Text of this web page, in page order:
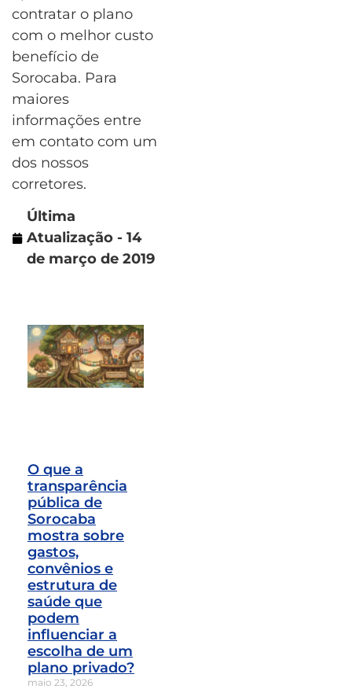
contratar o plano
com o melhor custo
benefício de
Sorocaba. Para
maiores
informações entre
em contato com um
dos nossos
corretores.
Última
Atualização - 14
de março de 2019
O que a
transparência
pública de
Sorocaba
mostra sobre
gastos,
convênios e
estrutura de
saúde que
podem
influenciar a
escolha de um
plano privado?
maio 23, 2026